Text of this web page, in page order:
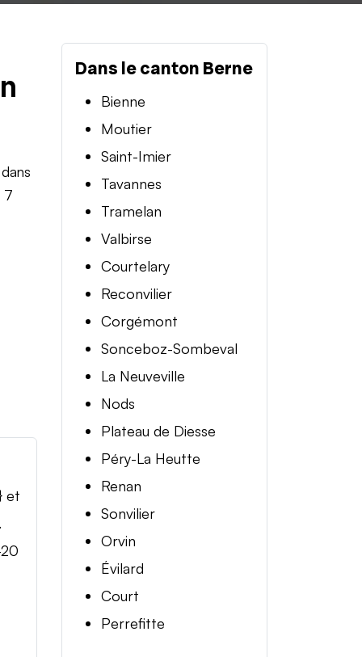
7
et
Dans le canton Berne
Bienne
Moutier
Saint-Imier
Tavannes
Tramelan
Valbirse
Courtelary
Reconvilier
Corgémont
Sonceboz-Sombeval
La Neuveville
Nods
Plateau de Diesse
Péry-La Heutte
Renan
Sonvilier
Orvin
Évilard
Court
Perrefitte